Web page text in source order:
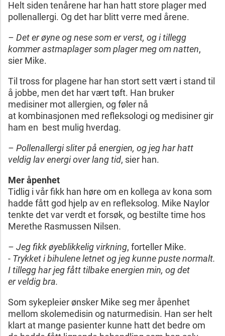
Helt siden tenårene har han hatt store plager med
pollenallergi. Og det har blitt verre med årene.
– Det er øyne og nese som er verst, og i tillegg
kommer astmaplager som plager meg om natten,
sier Mike.
Til tross for plagene har han stort sett vært i stand til
å jobbe, men det har vært tøft. Han bruker
medisiner mot allergien, og føler nå
at kombinasjonen med refleksologi og medisiner gir
ham en best mulig hverdag.
– Pollenallergi sliter på energien, og jeg har hatt
veldig lav energi over lang tid, sier han.
Mer åpenhet
Tidlig i vår fikk han høre om en kollega av kona som
hadde fått god hjelp av en refleksolog. Mike Naylor
tenkte det var verdt et forsøk, og bestilte time hos
Merethe Rasmussen Nilsen.
– Jeg fikk øyeblikkelig virkning, forteller Mike.
- Trykket i bihulene letnet og jeg kunne puste normalt.
I tillegg har jeg fått tilbake energien min, og det
er veldig bra.
Som sykepleier ønsker Mike seg mer åpenhet
mellom skolemedisin og naturmedisin. Han ser helt
klart at mange pasienter kunne hatt det bedre om